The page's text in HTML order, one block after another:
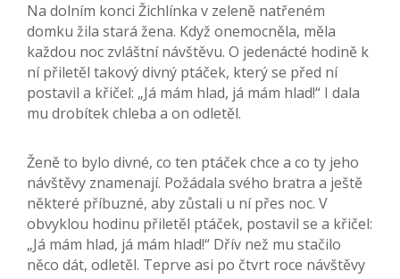
Na dolním konci Žichlínka v zeleně natřeném
domku žila stará žena. Když onemocněla, měla
každou noc zvláštní návštěvu. O jedenácté hodině k
ní přiletěl takový divný ptáček, který se před ní
postavil a křičel: „Já mám hlad, já mám hlad!“ I dala
mu drobítek chleba a on odletěl.
Ženě to bylo divné, co ten ptáček chce a co ty jeho
návštěvy znamenají. Požádala svého bratra a ještě
některé příbuzné, aby zůstali u ní přes noc. V
obvyklou hodinu přiletěl ptáček, postavil se a křičel:
„Já mám hlad, já mám hlad!“ Dřív než mu stačilo
něco dát, odletěl. Teprve asi po čtvrt roce návštěvy